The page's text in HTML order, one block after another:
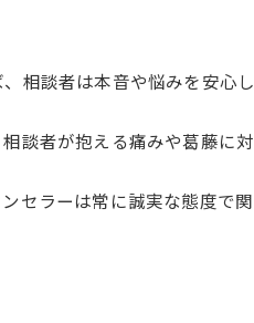
相談者は本音や悩みを安心し
談者が抱える痛みや葛藤に対
セラーは常に誠実な態度で関